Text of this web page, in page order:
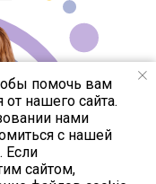
помочь вам
нашего сайта.
нами
с нашей
. Если
сайтом,